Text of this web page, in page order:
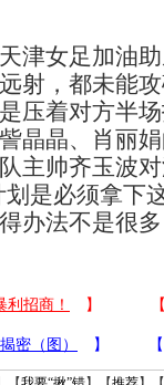
津女足加油
射，都未能
压着对方半
晶晶、肖丽
主帅齐玉波
划是必须拿下
办法不是很